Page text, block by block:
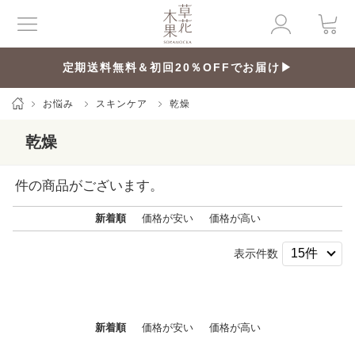
定期送料無料＆初回20％OFFでお届け▶
お悩み スキンケア 乾燥
乾燥
件の商品がございます。
新着順 価格が安い 価格が高い
表示件数
新着順 価格が安い 価格が高い